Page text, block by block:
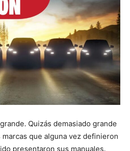
Quizás demasiado grande
que alguna vez definieron
presentaron sus manuales.